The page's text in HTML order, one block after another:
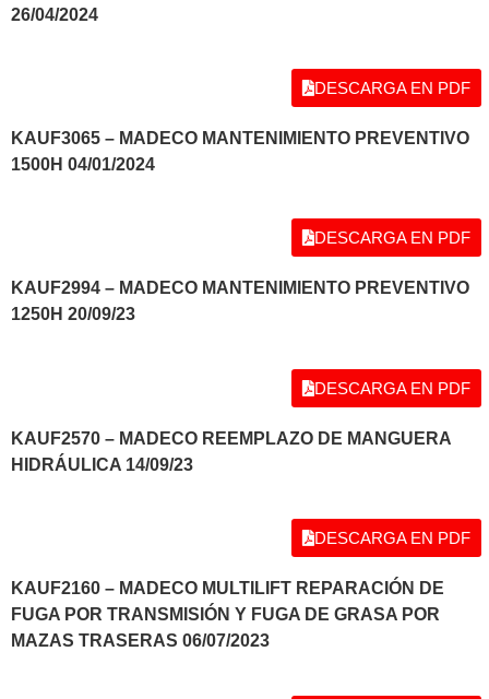
26/04/2024
DESCARGA EN PDF
KAUF3065 – MADECO MANTENIMIENTO PREVENTIVO
1500H 04/01/2024
DESCARGA EN PDF
KAUF2994 – MADECO MANTENIMIENTO PREVENTIVO
1250H 20/09/23
DESCARGA EN PDF
KAUF2570 – MADECO REEMPLAZO DE MANGUERA
HIDRÁULICA 14/09/23
DESCARGA EN PDF
KAUF2160 – MADECO MULTILIFT REPARACIÓN DE
FUGA POR TRANSMISIÓN Y FUGA DE GRASA POR
MAZAS TRASERAS 06/07/2023